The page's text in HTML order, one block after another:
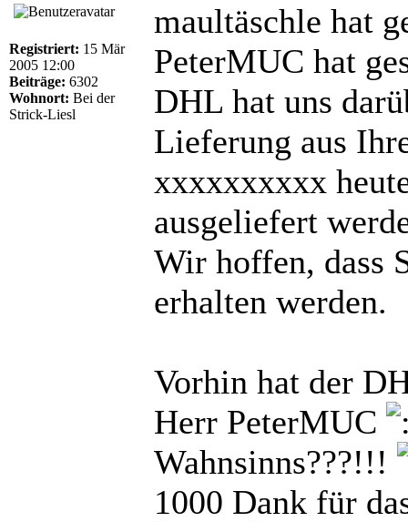
Registriert: 15 Mär
2005 12:00
Beiträge: 6302
Wohnort: Bei der
Strick-Liesl
maultäschle hat
PeterMUC hat
DHL hat uns
Lieferung aus
xxxxxxxxxx
ausgeliefert
Wir hoffen, dass
erhalten werden.
Vorhin hat der
Herr PeterMUC
Wahnsinns???!!!
1000 Dank für